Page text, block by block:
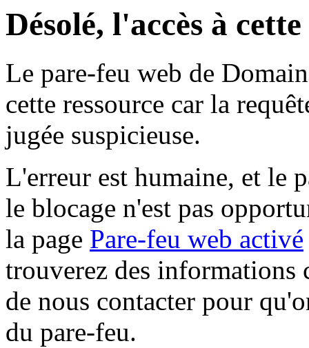
Désolé, l'accès à
Le pare-feu web de
cette ressource car la
jugée suspicieuse.
L'erreur est humaine, et le
le blocage n'est pas
la page Pare-feu web activé
trouverez des informations
de nous contacter pour
du pare-feu.